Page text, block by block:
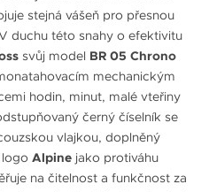
stejná vášeň pro přesnou
duchu této snahy o efektivitu
svůj model BR 05 Chrono
mechanickým
hodin, minut, malé vteřiny
černý číselník se
vlajkou, doplněný
Alpine jako protiváhu
na čitelnost a funkčnost za